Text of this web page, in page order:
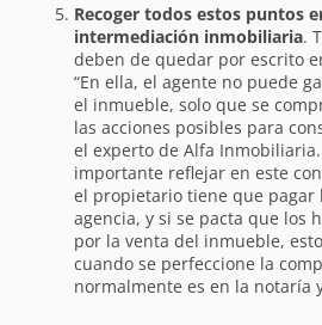
Recoger todos estos puntos
intermediación inmobiliaria.
deben de quedar por escrito
“En ella, el agente no puede
el inmueble, solo que se
las acciones posibles para
el experto de Alfa
importante reflejar en este
el propietario tiene que pagar
agencia, y si se pacta que los
por la venta del inmueble,
cuando se perfeccione la
normalmente es en la notaría